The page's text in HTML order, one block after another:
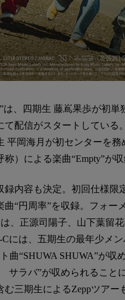
は、四期生 藤嶌果歩が初
て配信がスタートしている
平岡海月が初センターを務
）による楽曲“Empty”が
録内容も決定。初回仕様限
“円周率”を収録。フォー
、正源司陽子、山下葉留
Cには、五期生の最年少メ
曲“SHUWA SHUWA”が収
サラバ”が収められること
三期生によるZeppツアー